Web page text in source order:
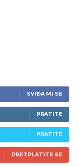
SVIĐA MI SE
PRATITE
PRATITE
PRETPLATITE SE